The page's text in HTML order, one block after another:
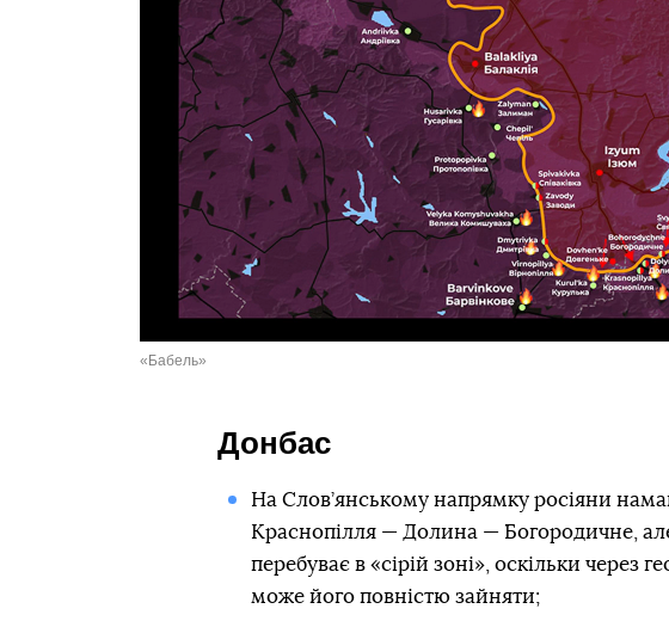
«Бабель»
Донбас
На Слов’янському напрямку росіяни
Краснопілля — Долина — Богородичне,
перебуває в «сірій зоні», оскільки через
може його повністю зайняти;